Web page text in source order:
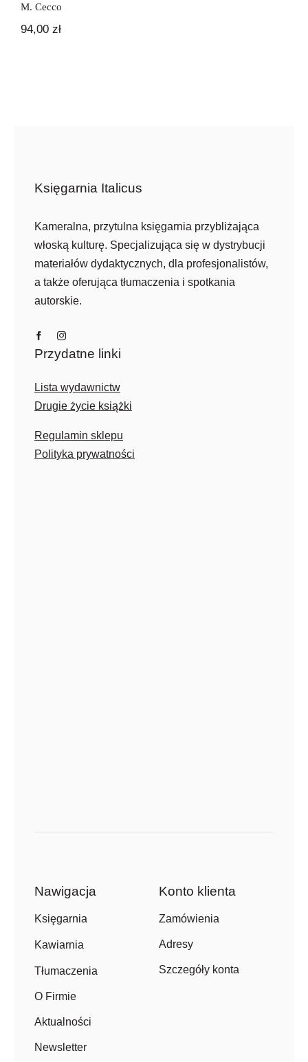
M. Cecco
94,00 zł
Księgarnia Italicus
Kameralna, przytulna księgarnia przybliżająca
włoską kulturę. Specjalizująca się w dystrybucji
materiałów dydaktycznych, dla profesjonalistów,
a także oferująca tłumaczenia i spotkania
autorskie.
Przydatne linki
Lista wydawnictw
Drugie życie książki
Regulamin sklepu
Polityka prywatności
Nawigacja
Księgarnia
Kawiarnia
Tłumaczenia
O Firmie
Aktualności
Newsletter
Konto klienta
Zamówienia
Adresy
Szczegóły konta